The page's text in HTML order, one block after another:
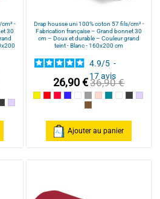
-
30
/ Light pink
Gris Foncé
Parme
Drap housse uni 100% coton 57 fils/cm² -
Fabrication française – Grand bonnet 30
cm – Doux et durable – Couleur grand
teint - Blanc - 160x200 cm
4.9/5 -
17avis
26,90 €36,90 €
JauneRouge / Red
Framboise / Fuschia
Marine
BlancGris souris
Rose poudré /
Bleu Canard
Naturel
Gris
Cannelle
Ajouter au panier